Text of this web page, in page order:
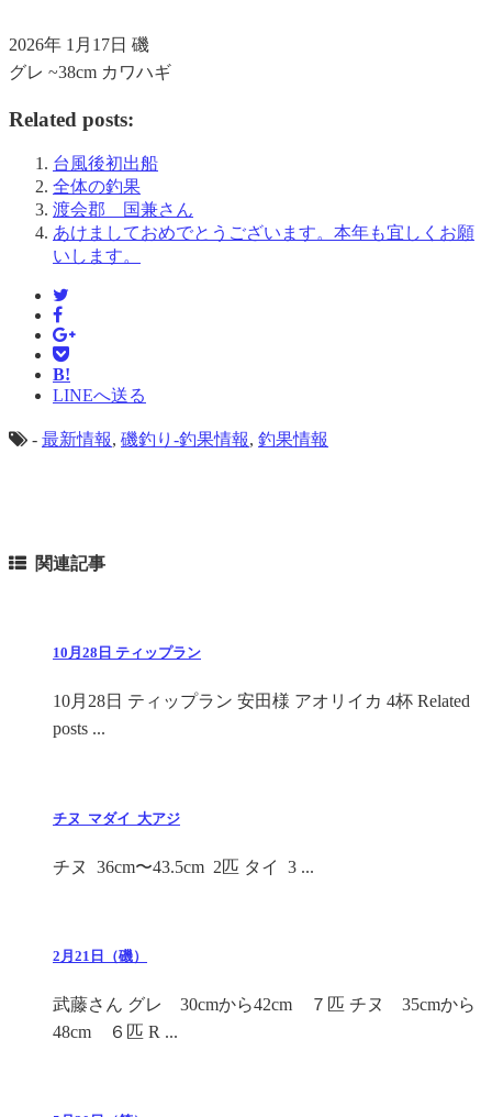
2026年 1月17日 磯
グレ ~38cm カワハギ
Related posts:
台風後初出船
全体の釣果
渡会郡 国兼さん
あけましておめでとうございます。本年も宜しくお願
いします。
B!
LINEへ送る
- 最新情報, 磯釣り-釣果情報, 釣果情報
関連記事
10月28日 ティップラン
10月28日 ティップラン 安田様 アオリイカ 4杯 Related
posts ...
チヌ マダイ 大アジ
チヌ 36cm〜43.5cm 2匹 タイ 3 ...
2月21日（磯）
武藤さん グレ 30cmから42cm ７匹 チヌ 35cmから
48cm ６匹 R ...